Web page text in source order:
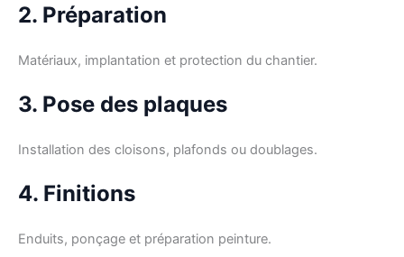
2. Préparation
Matériaux, implantation et protection du chantier.
3. Pose des plaques
Installation des cloisons, plafonds ou doublages.
4. Finitions
Enduits, ponçage et préparation peinture.